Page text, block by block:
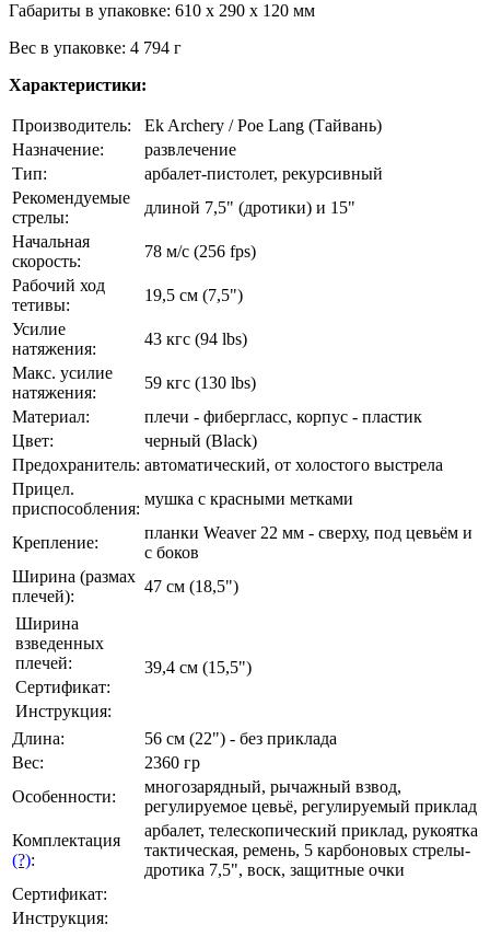
Габариты в упаковке: 610 x 290 x 120 мм
Вес в упаковке: 4 794 г
Характеристики:
Производитель:
Ek Archery / Poe Lang (Тайвань)
Назначение:
развлечение
Тип:
арбалет-пистолет, рекурсивный
Рекомендуемые
стрелы:
длиной 7,5" (дротики) и 15"
Начальная
скорость:
78 м/с (256 fps)
Рабочий ход
тетивы:
19,5 см (7,5")
Усилие
натяжения:
43 кгc (94 lbs)
Макс. усилие
натяжения:
59 кгc (130 lbs)
Материал:
плечи - фибергласс, корпус - пластик
Цвет:
черный (Black)
Предохранитель: автоматический, от холостого выстрела
Прицел.
приспособления:
мушка с красными метками
Крепление:
планки Weaver 22 мм - сверху, под цевьём и
с боков
Ширина (размах
плечей):
47 см (18,5")
Ширина
взведенных
плечей:
Сертификат:
Инструкция:
39,4 см (15,5")
Длина:
56 см (22") - без приклада
Вес:
2360 гр
Особенности:
многозарядный, рычажный взвод,
регулируемое цевьё, регулируемый приклад
Комплектация
(?):
арбалет, телескопический приклад, рукоятка
тактическая, ремень, 5 карбоновых стрелы-
дротика 7,5", воск, защитные очки
Сертификат:
Инструкция: